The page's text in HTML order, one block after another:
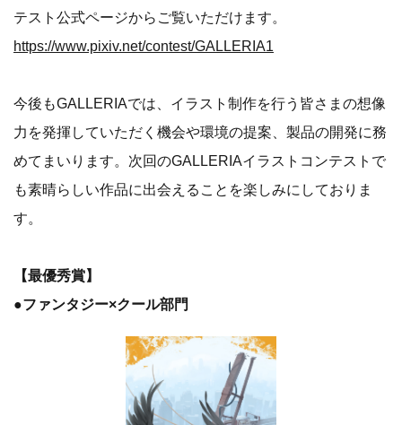
テスト公式ページからご覧いただけます。
https://www.pixiv.net/contest/GALLERIA1
今後もGALLERIAでは、イラスト制作を行う皆さまの想像
力を発揮していただく機会や環境の提案、製品の開発に務
めてまいります。次回のGALLERIAイラストコンテストで
も素晴らしい作品に出会えることを楽しみにしておりま
す。
【最優秀賞】
●ファンタジー×クール部門